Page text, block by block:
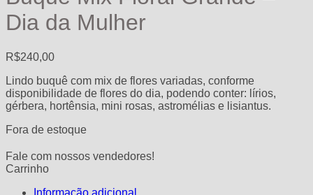
Dia da Mulher
R$240,00
Lindo buquê com mix de flores variadas, conforme
disponibilidade de flores do dia, podendo conter: lírios,
gérbera, hortênsia, mini rosas, astromélias e lisiantus.
Fora de estoque
Fale com nossos vendedores!
Carrinho
Informação adicional